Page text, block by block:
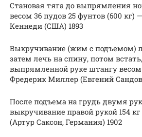
Становая тяга до выпрямления
весом 36 пудов 25 фунтов (600 кг)
Кеннеди (США) 1893
Выкручивание (жим с подъемом)
затем лечь на спину, потом
выпрямленной руке штангу весом
Фредерик Миллер (Евгений
После подъема на грудь двумя
выкручивание правой рукой 154
(Артур Саксон, Германия) 1902